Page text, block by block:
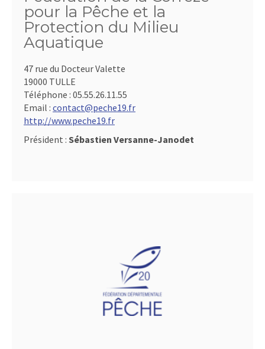
pour la Pêche et la
Protection du Milieu
Aquatique
47 rue du Docteur Valette
19000 TULLE
Téléphone : 05.55.26.11.55
Email : contact@peche19.fr
http://www.peche19.fr
Président : Sébastien Versanne-Janodet